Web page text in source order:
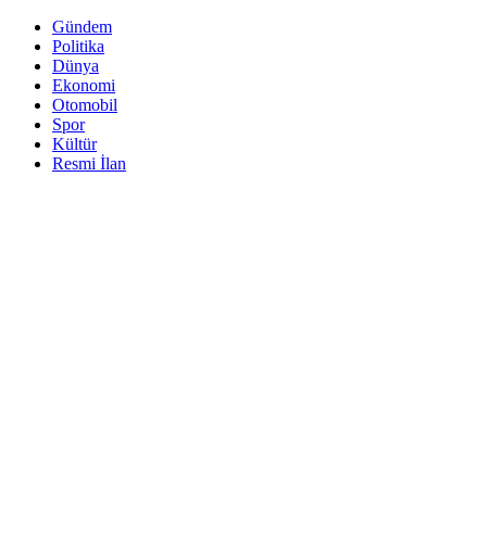
Gündem
Politika
Dünya
Ekonomi
Otomobil
Spor
Kültür
Resmi İlan